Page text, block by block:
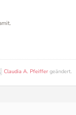
Claudia A. Pfeiffergeändert.